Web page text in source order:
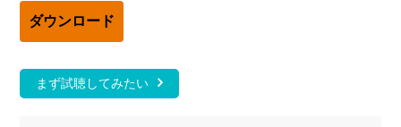
ダウンロード
まず試聴してみたい